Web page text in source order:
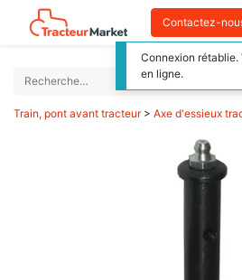
Contactez-
Train, pont avant tracteur> Axe d'essieux
Connexion rétablie.
en ligne.